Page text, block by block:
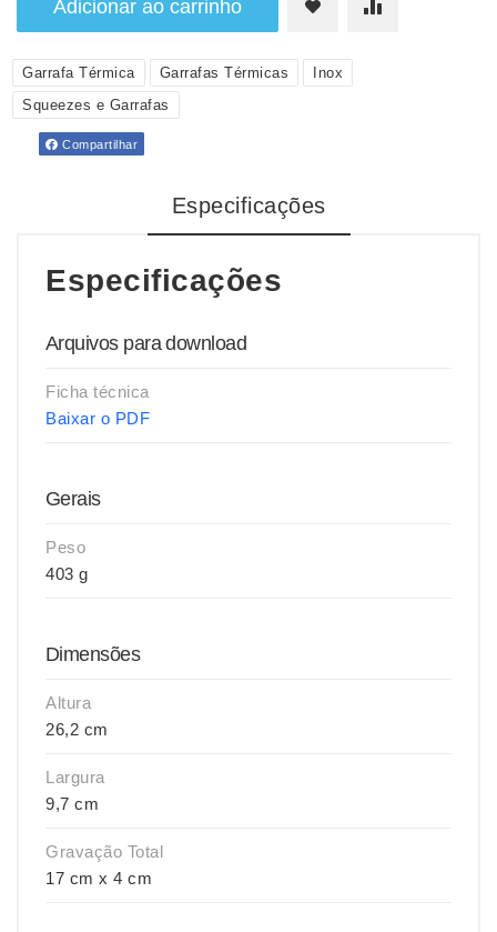
Adicionar ao carrinho
Garrafa Térmica Garrafas Térmicas
Inox
Squeezes e Garrafas
Compartilhar
Especificações
Especificações
Arquivos para download
Ficha técnica
Baixar o PDF
Gerais
Peso
403 g
Dimensões
Altura
26,2 cm
Largura
9,7 cm
Gravação Total
17 cm x 4 cm